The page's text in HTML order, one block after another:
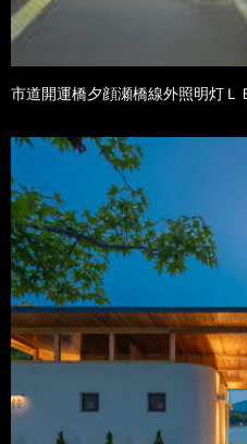
市道開運橋夕顔瀬橋線外照明灯Ｌ